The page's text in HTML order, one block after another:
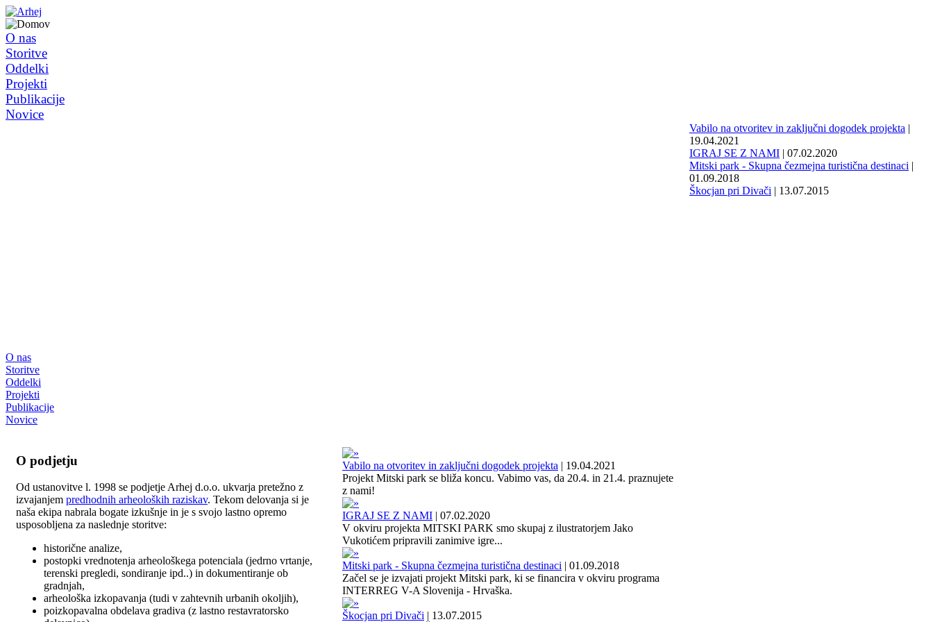
O nas
Storitve
Oddelki
Projekti
Publikacije
Novice
O nas
Storitve
Oddelki
Projekti
Publikacije
Novice
Vabilo na otvoritev in zaključni dogodek projekta |
19.04.2021
IGRAJ SE Z NAMI | 07.02.2020
Mitski park - Skupna čezmejna turistična destinaci |
01.09.2018
Škocjan pri Divači | 13.07.2015
O podjetju
Od ustanovitve l. 1998 se podjetje Arhej d.o.o. ukvarja pretežno z
izvajanjem predhodnih arheoloških raziskav. Tekom delovanja si je
naša ekipa nabrala bogate izkušnje in je s svojo lastno opremo
usposobljena za naslednje storitve:
historične analize,
postopki vrednotenja arheološkega potenciala (jedrno vrtanje,
terenski pregledi, sondiranje ipd..) in dokumentiranje ob
gradnjah,
arheološka izkopavanja (tudi v zahtevnih urbanih okoljih),
poizkopavalna obdelava gradiva (z lastno restavratorsko
Vabilo na otvoritev in zaključni dogodek projekta | 19.04.2021
Projekt Mitski park se bliža koncu. Vabimo vas, da 20.4. in 21.4. praznujete
z nami!
IGRAJ SE Z NAMI | 07.02.2020
V okviru projekta MITSKI PARK smo skupaj z ilustratorjem Jako
Vukotićem pripravili zanimive igre...
Mitski park - Skupna čezmejna turistična destinaci | 01.09.2018
Začel se je izvajati projekt Mitski park, ki se financira v okviru programa
INTERREG V-A Slovenija - Hrvaška.
Škocjan pri Divači | 13.07.2015